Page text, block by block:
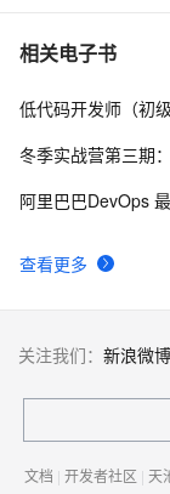
7 我的博客即将入
8 思科路由器的密
相关电子书
查看更多
低代码开发师（初
冬季实战营第三期
阿里巴巴DevOps
关注我们： 新浪微博
文档 | 开发者社区 | 天